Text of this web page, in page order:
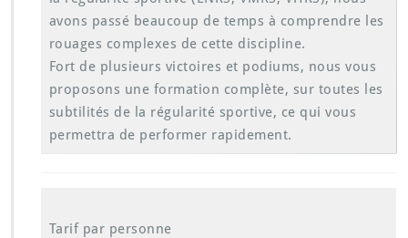
avons passé beaucoup de temps à comprendre les
rouages complexes de cette discipline.
Fort de plusieurs victoires et podiums, nous vous
proposons une formation complète, sur toutes les
subtilités de la régularité sportive, ce qui vous
permettra de performer rapidement.
Tarif par personne